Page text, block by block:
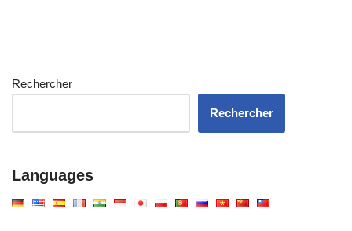
Rechercher
Rechercher
Languages